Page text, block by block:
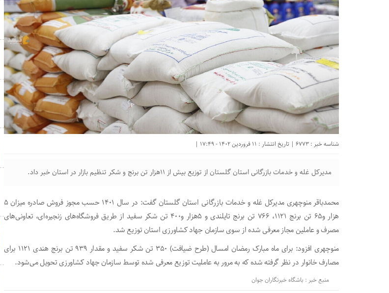
شناسه خبر : 6773 | تاریخ انتشار : 11 فروردین 1402 - 17:49 |
مدیرکل غله و خدمات بازرگانی استان گلستان از توزیع بیش از ۱۱هزار تن برنج و شکر تنظیم بازار در استان خبر داد.
محمدباقر منوچهری مدیرکل غله و خدمات بازرگانی استان گلستان گفت: در سال ۱۴۰۱ حسب مجوز فروش صادره میزان ۵
هزار و۶۵ تن برنج ۱۱۲۱، ۷۶۶ تن برنج تایلندی و ۵هزار و۴۰۰ تن شکر سفید از طریق فروشگاه‌های زنجیره‌ای، تعاونی‌های
مصرف و عاملین مجاز معرفی شده از سوی سازمان جهاد کشاورزی استان توزیع شد.
منوچهری افزود: برای ماه مبارک رمضان امسال (طرح ضیافت) ۳۵۰ تن شکر سفید و مقدار ۹۳۹ تن برنج هندی ۱۱۲۱ برای
مصارف خانوار در نظر گرفته شده که به مرور به عاملیت توزیع معرفی شده توسط سازمان جهاد کشاورزی تحویل می‌شود.
منبع خبر : باشگاه خبرنگاران جوان